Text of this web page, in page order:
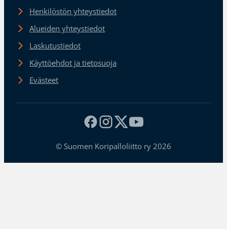
Henkilöstön yhteystiedot
Alueiden yhteystiedot
Laskutustiedot
Käyttöehdot ja tietosuoja
Evästeet
© Suomen Koripalloliitto ry 2026